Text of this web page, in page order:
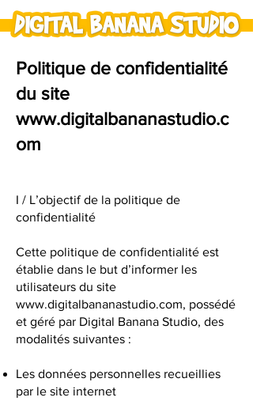
Politique de confidentialité
du site
www.digitalbananastudio.c
om
I / L’objectif de la politique de
confidentialité
Cette politique de confidentialité est
établie dans le but d’informer les
utilisateurs du site
www.digitalbananastudio.com, possédé
et géré par Digital Banana Studio, des
modalités suivantes :
Les données personnelles recueillies
par le site internet